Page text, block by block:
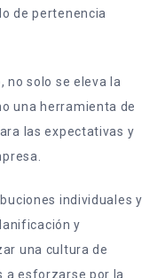
de pertenencia
no solo se eleva la
una herramienta de
las expectativas y
individuales y
y
una cultura de
a esforzarse por la